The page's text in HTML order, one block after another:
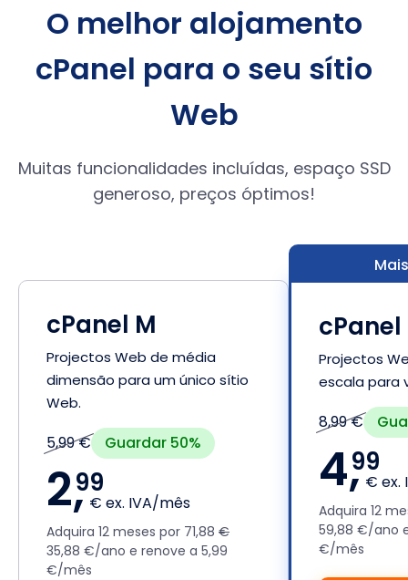
O melhor alojamento
cPanel para o seu sítio
Web
Muitas funcionalidades incluídas, espaço SSD
generoso, preços óptimos!
cPanel M
Projectos Web de média
dimensão para um único sítio
Web.
5,99 € Guardar 50%
2,99
€ ex. IVA/mês
Adquira 12 meses por 71,88 €
35,88 €/ano e renove a 5,99
€/mês
cPanel
Projectos
escala para
8,99 €
4,99
€ ex.
Adquira 12
59,88 €/ano
€/mês